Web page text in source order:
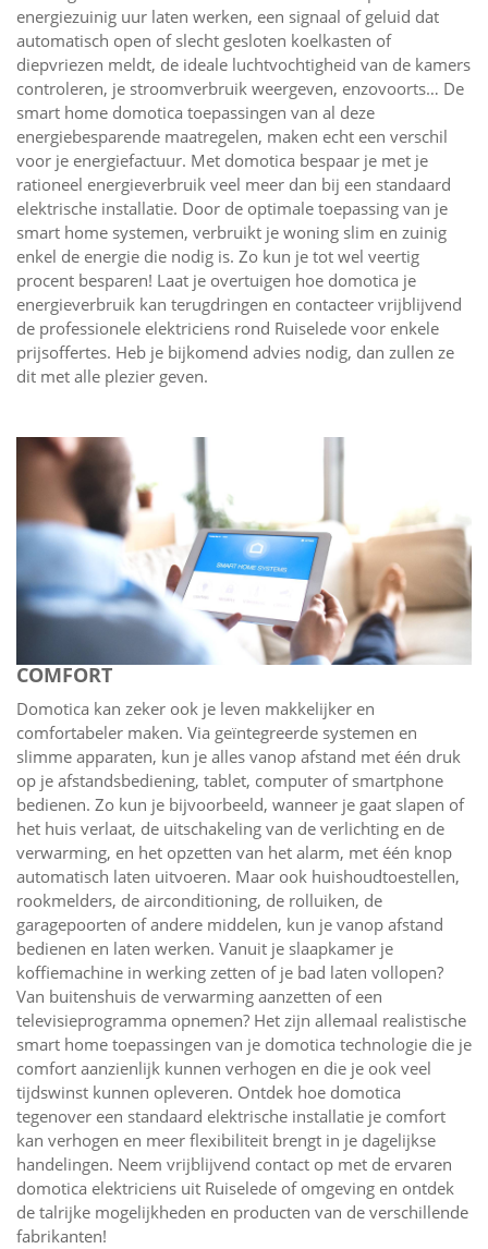
energiezuinig uur laten werken, een signaal of geluid dat
automatisch open of slecht gesloten koelkasten of
diepvriezen meldt, de ideale luchtvochtigheid van de kamers
controleren, je stroomverbruik weergeven, enzovoorts… De
smart home domotica toepassingen van al deze
energiebesparende maatregelen, maken echt een verschil
voor je energiefactuur. Met domotica bespaar je met je
rationeel energieverbruik veel meer dan bij een standaard
elektrische installatie. Door de optimale toepassing van je
smart home systemen, verbruikt je woning slim en zuinig
enkel de energie die nodig is. Zo kun je tot wel veertig
procent besparen! Laat je overtuigen hoe domotica je
energieverbruik kan terugdringen en contacteer vrijblijvend
de professionele elektriciens rond Ruiselede voor enkele
prijsoffertes. Heb je bijkomend advies nodig, dan zullen ze
dit met alle plezier geven.
COMFORT
Domotica kan zeker ook je leven makkelijker en
comfortabeler maken. Via geïntegreerde systemen en
slimme apparaten, kun je alles vanop afstand met één druk
op je afstandsbediening, tablet, computer of smartphone
bedienen. Zo kun je bijvoorbeeld, wanneer je gaat slapen of
het huis verlaat, de uitschakeling van de verlichting en de
verwarming, en het opzetten van het alarm, met één knop
automatisch laten uitvoeren. Maar ook huishoudtoestellen,
rookmelders, de airconditioning, de rolluiken, de
garagepoorten of andere middelen, kun je vanop afstand
bedienen en laten werken. Vanuit je slaapkamer je
koffiemachine in werking zetten of je bad laten vollopen?
Van buitenshuis de verwarming aanzetten of een
televisieprogramma opnemen? Het zijn allemaal realistische
smart home toepassingen van je domotica technologie die je
comfort aanzienlijk kunnen verhogen en die je ook veel
tijdswinst kunnen opleveren. Ontdek hoe domotica
tegenover een standaard elektrische installatie je comfort
kan verhogen en meer flexibiliteit brengt in je dagelijkse
handelingen. Neem vrijblijvend contact op met de ervaren
domotica elektriciens uit Ruiselede of omgeving en ontdek
de talrijke mogelijkheden en producten van de verschillende
fabrikanten!